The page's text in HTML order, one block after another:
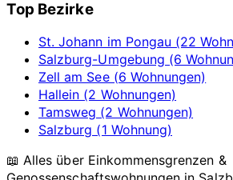
Top Bezirke
St. Johann im Pongau (22
Salzburg-Umgebung (6
Zell am See (6 Wohnungen)
Hallein (2 Wohnungen)
Tamsweg (2 Wohnungen)
Salzburg (1 Wohnung)
📖 Alles über Einkommensgrenzen &